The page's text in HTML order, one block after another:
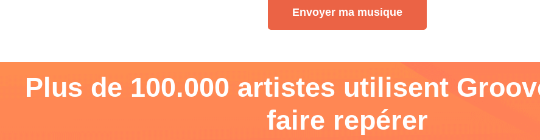
Envoyer ma musique
Plus de 100.000 artistes utilisent
faire repérer